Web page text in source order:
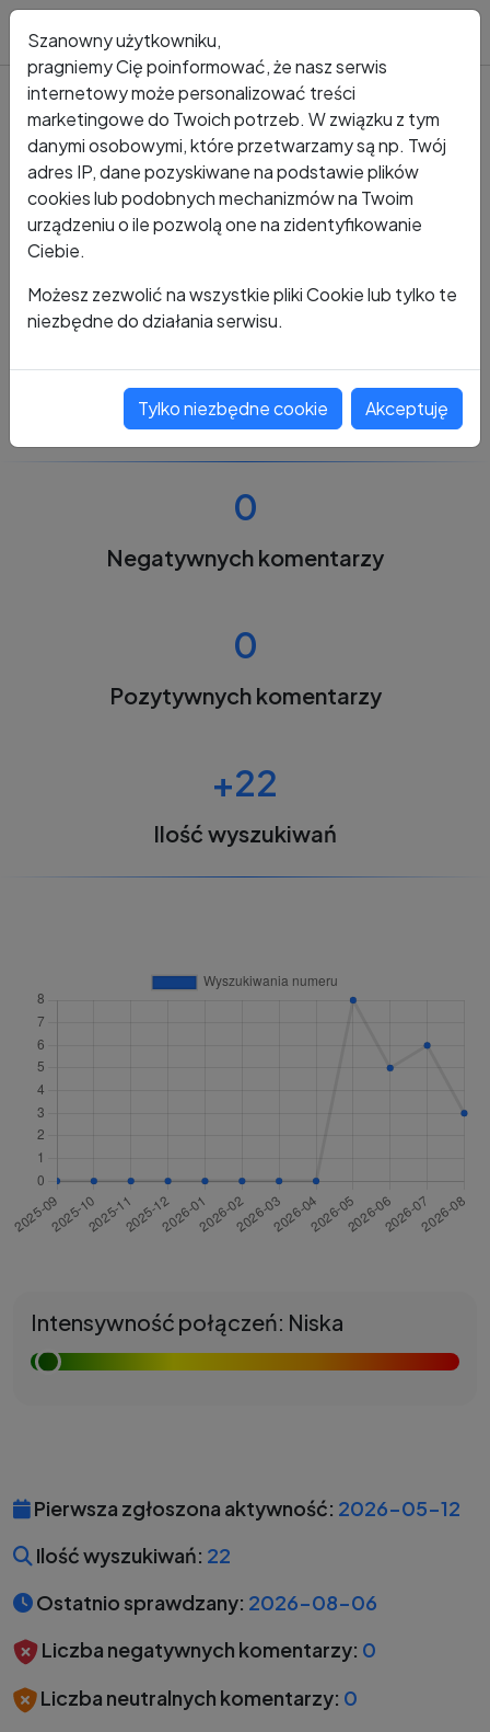
Kto dzwonił? Numer +48 572 770 994
+48 572 770 994
0
Negatywnych komentarzy
0
Pozytywnych komentarzy
+22
Ilość wyszukiwań
Intensywność połączeń: Niska
Pierwsza zgłoszona aktywność: 2026-05-12
Ilość wyszukiwań: 22
Ostatnio sprawdzany: 2026-08-06
Liczba negatywnych komentarzy: 0
Liczba neutralnych komentarzy: 0
Szanowny użytkowniku,
pragniemy Cię poinformować, że nasz serwis
internetowy może personalizować treści
marketingowe do Twoich potrzeb. W związku z tym
danymi osobowymi, które przetwarzamy są np. Twój
adres IP, dane pozyskiwane na podstawie plików
cookies lub podobnych mechanizmów na Twoim
urządzeniu o ile pozwolą one na zidentyfikowanie
Ciebie.
Możesz zezwolić na wszystkie pliki Cookie lub tylko te
niezbędne do działania serwisu.
Tylko niezbędne cookie Akceptuję